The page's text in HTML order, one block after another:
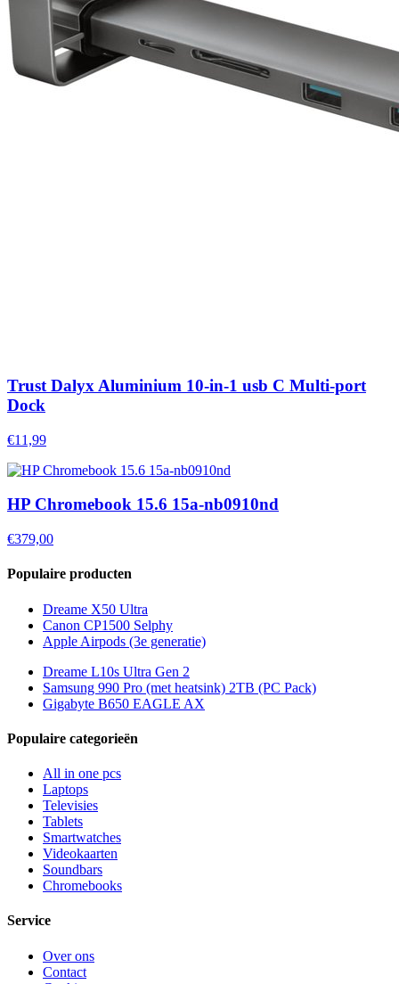
Trust Dalyx Aluminium 10-in-1 usb C Multi-port
Dock
€11,99
HP Chromebook 15.6 15a-nb0910nd
€379,00
Populaire producten
Dreame X50 Ultra
Canon CP1500 Selphy
Apple Airpods (3e generatie)
Dreame L10s Ultra Gen 2
Samsung 990 Pro (met heatsink) 2TB (PC Pack)
Gigabyte B650 EAGLE AX
Populaire categorieën
All in one pcs
Laptops
Televisies
Tablets
Smartwatches
Videokaarten
Soundbars
Chromebooks
Service
Over ons
Contact